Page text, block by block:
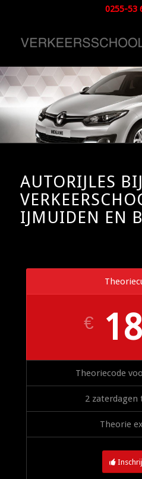
0255-53
AUTORIJLES BIJ
IJMUIDEN EN
€
Theoriecode
2 zaterdagen
Theorie